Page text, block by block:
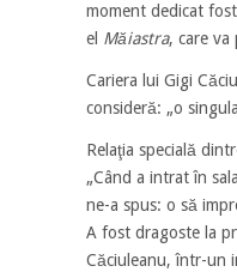
moment dedicat
el Măiastra, care va
Cariera lui Gigi
consideră: „o
Relaţia specială
„Când a intrat în
ne-a spus: o să
A fost dragoste la
Căciuleanu, într-un